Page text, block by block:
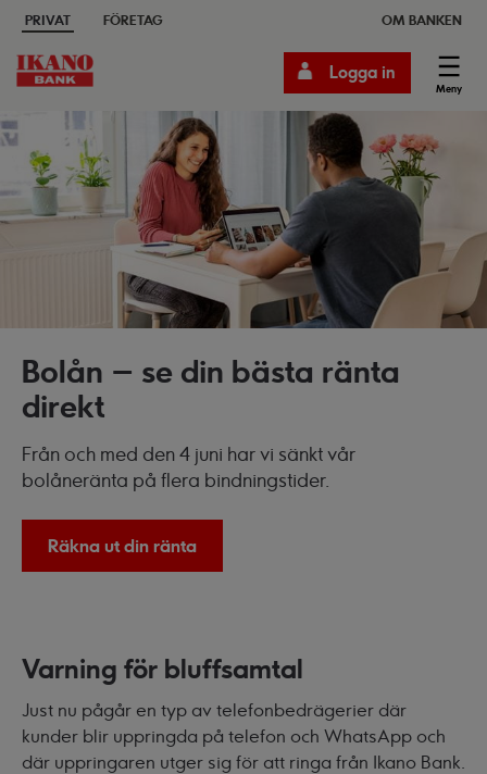
PRIVAT FÖRETAG OM BANKEN
Meny
Logga in
Bolån – se din bästa ränta
direkt
Från och med den 4 juni har vi sänkt vår
bolåneränta på flera bindningstider.
Räkna ut din ränta
Varning för bluffsamtal
Just nu pågår en typ av telefonbedrägerier där
kunder blir uppringda på telefon och WhatsApp och
där uppringaren utger sig för att ringa från Ikano Bank.